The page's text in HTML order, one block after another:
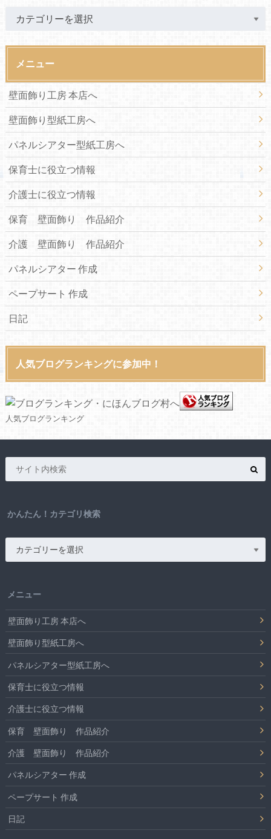
メニュー
壁面飾り工房 本店へ
壁面飾り型紙工房へ
パネルシアター型紙工房へ
保育士に役立つ情報
介護士に役立つ情報
保育 壁面飾り 作品紹介
介護 壁面飾り 作品紹介
パネルシアター 作成
ペープサート 作成
日記
人気ブログランキングに参加中！
人気ブログランキング
かんたん！カテゴリ検索
メニュー
壁面飾り工房 本店へ
壁面飾り型紙工房へ
パネルシアター型紙工房へ
保育士に役立つ情報
介護士に役立つ情報
保育 壁面飾り 作品紹介
介護 壁面飾り 作品紹介
パネルシアター 作成
ペープサート 作成
日記